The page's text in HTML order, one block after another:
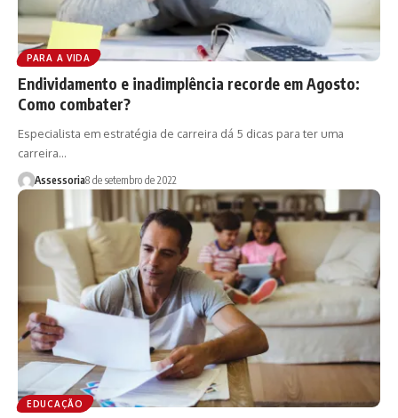
PARA A VIDA
Endividamento e inadimplência recorde em Agosto:
Como combater?
Especialista em estratégia de carreira dá 5 dicas para ter uma
carreira…
Assessoria8 de setembro de 2022
EDUCAÇÃO